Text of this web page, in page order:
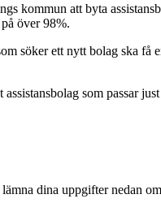
kommun att byta
över 98%.
söker ett nytt bolag ska
som passar
dina uppgifter nedan